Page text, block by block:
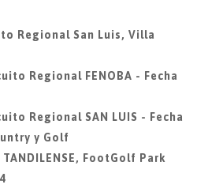
Regional San Luis, Villa
Regional FENOBA - Fecha
Regional SAN LUIS - Fecha
y Golf
TANDILENSE, FootGolf Park